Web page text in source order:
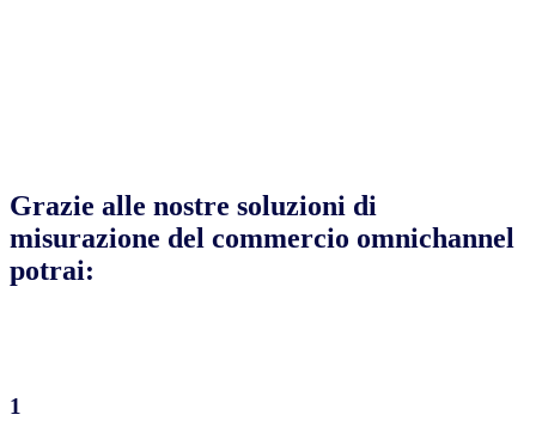
Grazie alle nostre soluzioni di
misurazione del commercio omnichannel
potrai:
1